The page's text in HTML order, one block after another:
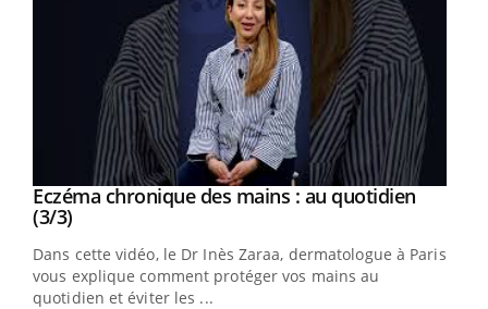
Youtube
Eczéma chronique des mains : au quotidien
(3/3)Youtube
Dans cette vidéo, le Dr Inès Zaraa, dermatologue à Paris,
vous explique comment protéger vos mains au
quotidien et éviter les ...